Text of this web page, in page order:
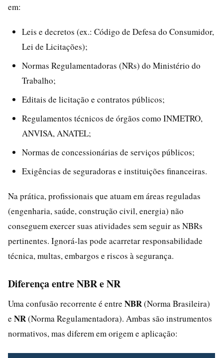
em:
Leis e decretos (ex.: Código de Defesa do Consumidor,
Lei de Licitações);
Normas Regulamentadoras (NRs) do Ministério do
Trabalho;
Editais de licitação e contratos públicos;
Regulamentos técnicos de órgãos como INMETRO,
ANVISA, ANATEL;
Normas de concessionárias de serviços públicos;
Exigências de seguradoras e instituições financeiras.
Na prática, profissionais que atuam em áreas reguladas
(engenharia, saúde, construção civil, energia) não
conseguem exercer suas atividades sem seguir as NBRs
pertinentes. Ignorá-las pode acarretar responsabilidade
técnica, multas, embargos e riscos à segurança.
Diferença entre NBR e NR
Uma confusão recorrente é entre NBR(Norma Brasileira)
e NR(Norma Regulamentadora). Ambas são instrumentos
normativos, mas diferem em origem e aplicação: